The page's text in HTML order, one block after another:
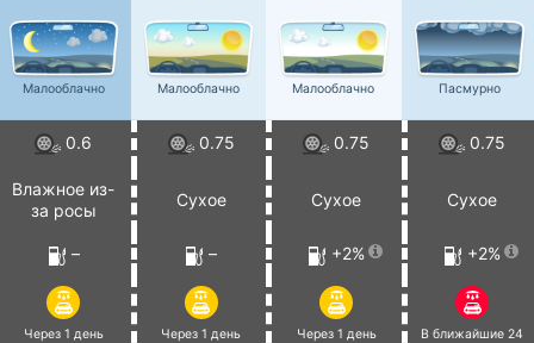
Малооблачно Малооблачно Малооблачно Пасмурно
0.6 0.75 0.75 0.75
Влажное из-
за росы
Сухое Сухое Сухое
– – +2% +2%
Через 1 день
Через 1 день
Через 1 день
В ближайшие 24